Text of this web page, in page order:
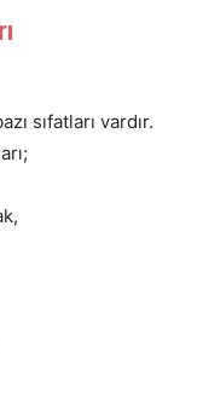
sıfatları vardır.